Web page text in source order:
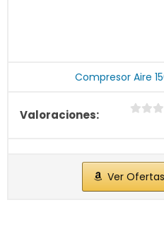
Compresor Aire
Ver